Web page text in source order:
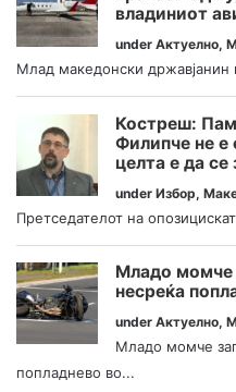
владиниот
under Актуелно,
Млад македонски државјанин
Костреш:
Филипче не е
целта е да
under Избор,
Претседателот на
Младо момче
несреќа
under Актуелно,
Младо момче
попладнево во...